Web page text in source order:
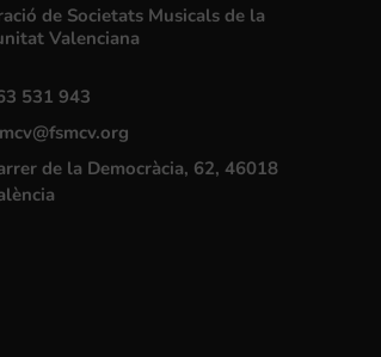
de Societats Musicals de la
Valenciana
531 943
de la Democràcia, 62, 46018